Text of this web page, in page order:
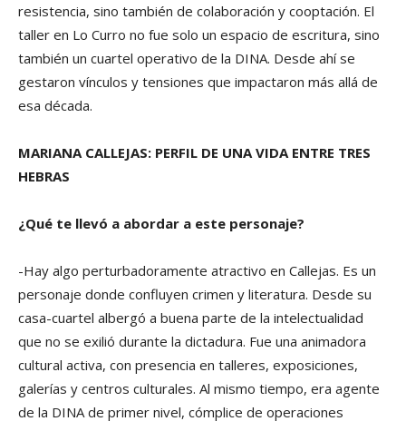
resistencia, sino también de colaboración y cooptación. El
taller en Lo Curro no fue solo un espacio de escritura, sino
también un cuartel operativo de la DINA. Desde ahí se
gestaron vínculos y tensiones que impactaron más allá de
esa década.
MARIANA CALLEJAS: PERFIL DE UNA VIDA ENTRE TRES
HEBRAS
¿Qué te llevó a abordar a este personaje?
-Hay algo perturbadoramente atractivo en Callejas. Es un
personaje donde confluyen crimen y literatura. Desde su
casa-cuartel albergó a buena parte de la intelectualidad
que no se exilió durante la dictadura. Fue una animadora
cultural activa, con presencia en talleres, exposiciones,
galerías y centros culturales. Al mismo tiempo, era agente
de la DINA de primer nivel, cómplice de operaciones